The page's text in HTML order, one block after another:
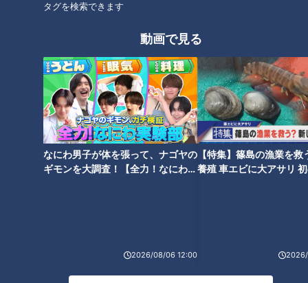
タグを検索できます
動画で見る
なにわ男子が体を張って、ナゴヤの
ギモンを大調査！【全力！なにわ実
2026/08/06 12:00
【特集】篠島の漁業を救
養殖 車エビに大アサリ
ト」で発覚した塩見アナと喧嘩
した事実とは？
狭アナが脱いだ？大石アナが踊
CBC5チャン春祭り・カラオケ
大会ほぼすべて見せます！
どんなテーマでも華麗にトー
ク！おしゃべりメガネ若狭アナ
決めゼリフは「バーゲン野郎だ
よ！」重盛啓之アナ担当の“夕陽